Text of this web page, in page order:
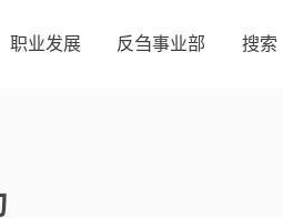
职业发展 反刍事业部 搜索